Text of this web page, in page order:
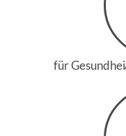
für